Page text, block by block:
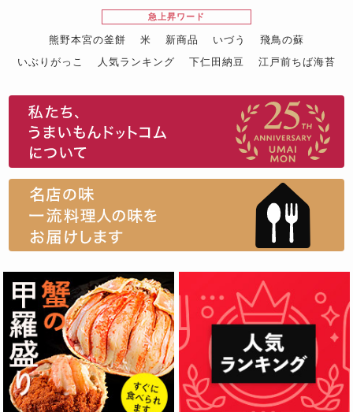
急上昇ワード
熊野本宮の釜餅 米 新商品 いづう
飛鳥の蘇
いぶりがっこ
人気ランキング 下仁田納豆
江戸前ちば海苔